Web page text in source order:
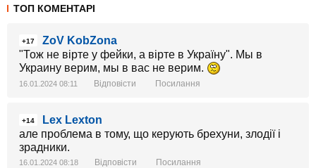
ТОП КОМЕНТАРІ
+17
ZoV KobZona
"Тож не вірте у фейки, а вірте в Україну". Мы в
Украину верим, мы в вас не верим.
16.01.2024 08:11 Відповісти Посилання
+14
Lex Lexton
але проблема в тому, що керують брехуни, злодії і
зрадники.
16.01.2024 08:18 Відповісти Посилання